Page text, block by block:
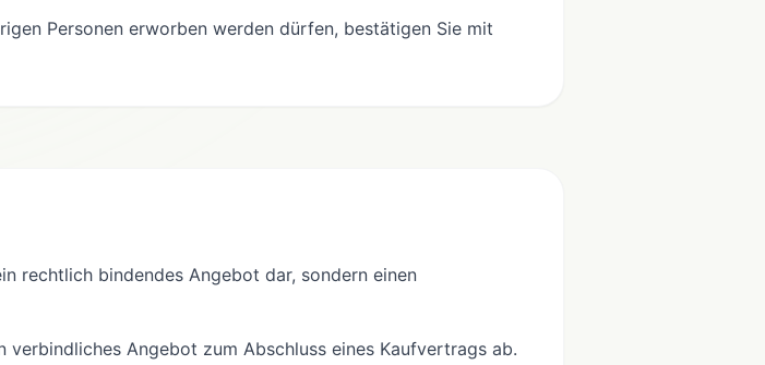
Personen erworben werden dürfen, bestätigen Sie mit
rechtlich bindendes Angebot dar, sondern einen
verbindliches Angebot zum Abschluss eines Kaufvertrags ab.